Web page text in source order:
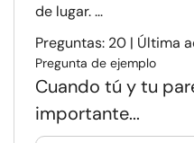
de lugar. ...
Preguntas: 20 | Última
Pregunta de ejemplo
Cuando tú y tu
importante...